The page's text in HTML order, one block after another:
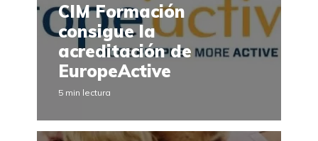
CIM Formación
consigue la
acreditación de
EuropeActive
5 min lectura